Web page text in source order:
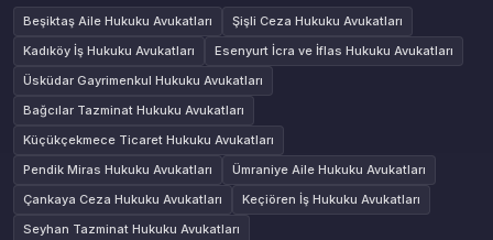
Beşiktaş Aile Hukuku Avukatları
Şişli Ceza Hukuku Avukatları
Kadıköy İş Hukuku Avukatları
Esenyurt İcra ve İflas Hukuku Avukatları
Üsküdar Gayrimenkul Hukuku Avukatları
Bağcılar Tazminat Hukuku Avukatları
Küçükçekmece Ticaret Hukuku Avukatları
Pendik Miras Hukuku Avukatları
Ümraniye Aile Hukuku Avukatları
Çankaya Ceza Hukuku Avukatları
Keçiören İş Hukuku Avukatları
Seyhan Tazminat Hukuku Avukatları